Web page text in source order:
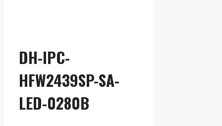
DH-IPC-
HFW2439SP-SA-
LED-0280B